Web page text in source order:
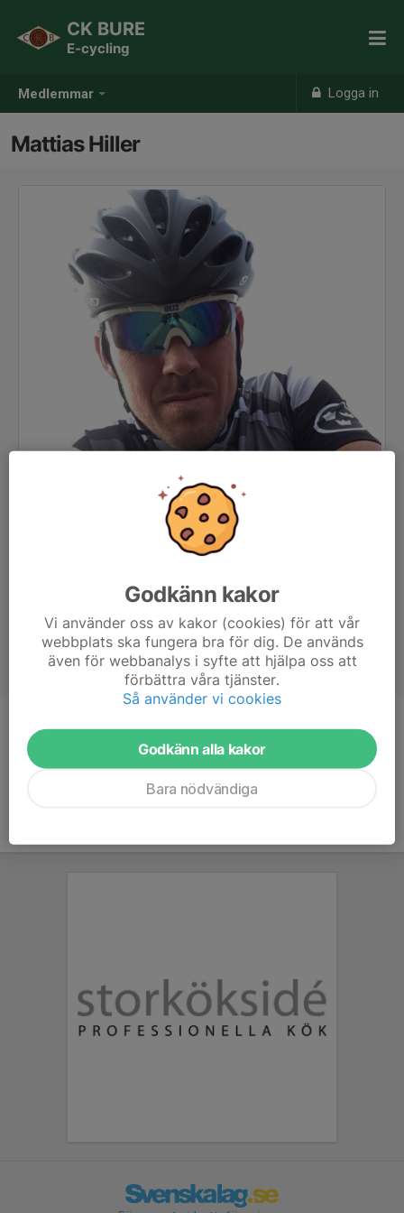
Medlemmar Logga in
CK BURE
E-cycling
Mattias Hiller
Ålder 48 år
Godkänn kakor
Vi använder oss av kakor (cookies) för att vår
webbplats ska fungera bra för dig. De används
även för webbanalys i syfte att hjälpa oss att
förbättra våra tjänster.
Så använder vi cookies
Godkänn alla kakor
Bara nödvändiga